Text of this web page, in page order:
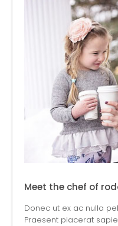
Meet the chef of
Donec ut ex ac nulla
Praesent placerat